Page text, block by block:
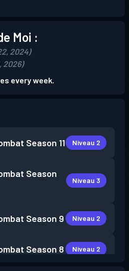
Moi :
2024)
2026)
every week.
Season 11 Niveau 2
Season
Niveau 3
Season 9 Niveau 2
Season 8 Niveau 2